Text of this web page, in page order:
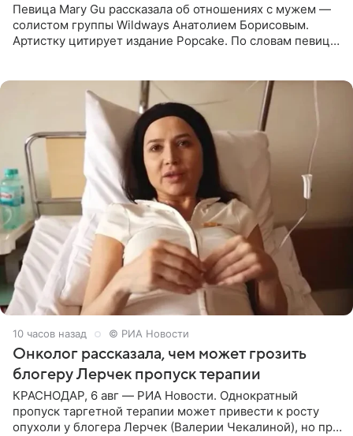
Певица Mary Gu рассказала об отношениях с мужем —
солистом группы Wildways Анатолием Борисовым.
Артистку цитирует издание Popcake. По словам певицы,
10 часов назад © РИА Новости
Онколог рассказала, чем может грозить
блогеру Лерчек пропуск терапии
КРАСНОДАР, 6 авг — РИА Новости. Однократный
пропуск таргетной терапии может привести к росту
опухоли у блогера Лерчек (Валерии Чекалиной), но при